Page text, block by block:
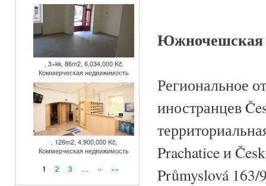
, 3+kk, 86m2, 6,034,000 Kč,
Коммерческая недвижимость
, 126m2, 4,900,000 Kč,
Коммерческая недвижимость
Страницы
1 2 3 … ›› »»
Южночешская
Региональное
иностранцев
Prachatice и
Průmyslová 163/